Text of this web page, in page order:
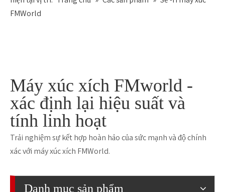
FMWorld
Máy xúc xích FMworld -
xác định lại hiệu suất và
tính linh hoạt
Trải nghiệm sự kết hợp hoàn hảo của sức mạnh và độ chính
xác với máy xúc xích FMWorld.
Danh mục sản phẩm